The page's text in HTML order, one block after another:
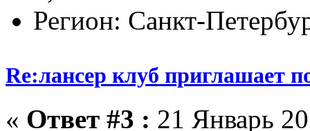
Регион: Санкт-
Re:лансер клуб приглашает
« Ответ #3 : 21 Январь